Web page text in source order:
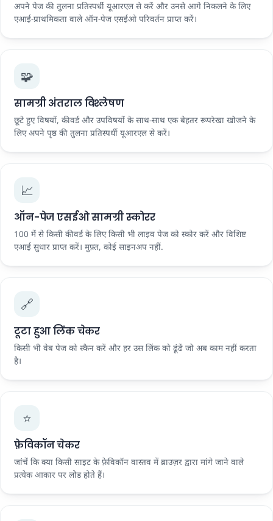
अपने पेज की तुलना प्रतिस्पर्धी यूआरएल से करें और उनसे आगे निकलने के लिए
एआई-प्राथमिकता वाले ऑन-पेज एसईओ परिवर्तन प्राप्त करें।
🧩
सामग्री अंतराल विश्लेषण
छूटे हुए विषयों, कीवर्ड और उपविषयों के साथ-साथ एक बेहतर रूपरेखा खोजने के
लिए अपने पृष्ठ की तुलना प्रतिस्पर्धी यूआरएल से करें।
📈
ऑन-पेज एसईओ सामग्री स्कोरर
100 में से किसी कीवर्ड के लिए किसी भी लाइव पेज को स्कोर करें और विशिष्ट
एआई सुधार प्राप्त करें। मुफ़्त, कोई साइनअप नहीं.
🔗
टूटा हुआ लिंक चेकर
किसी भी वेब पेज को स्कैन करें और हर उस लिंक को ढूंढें जो अब काम नहीं करता
है।
⭐
फ़ेविकॉन चेकर
जांचें कि क्या किसी साइट के फ़ेविकॉन वास्तव में ब्राउज़र द्वारा मांगे जाने वाले
प्रत्येक आकार पर लोड होते हैं।